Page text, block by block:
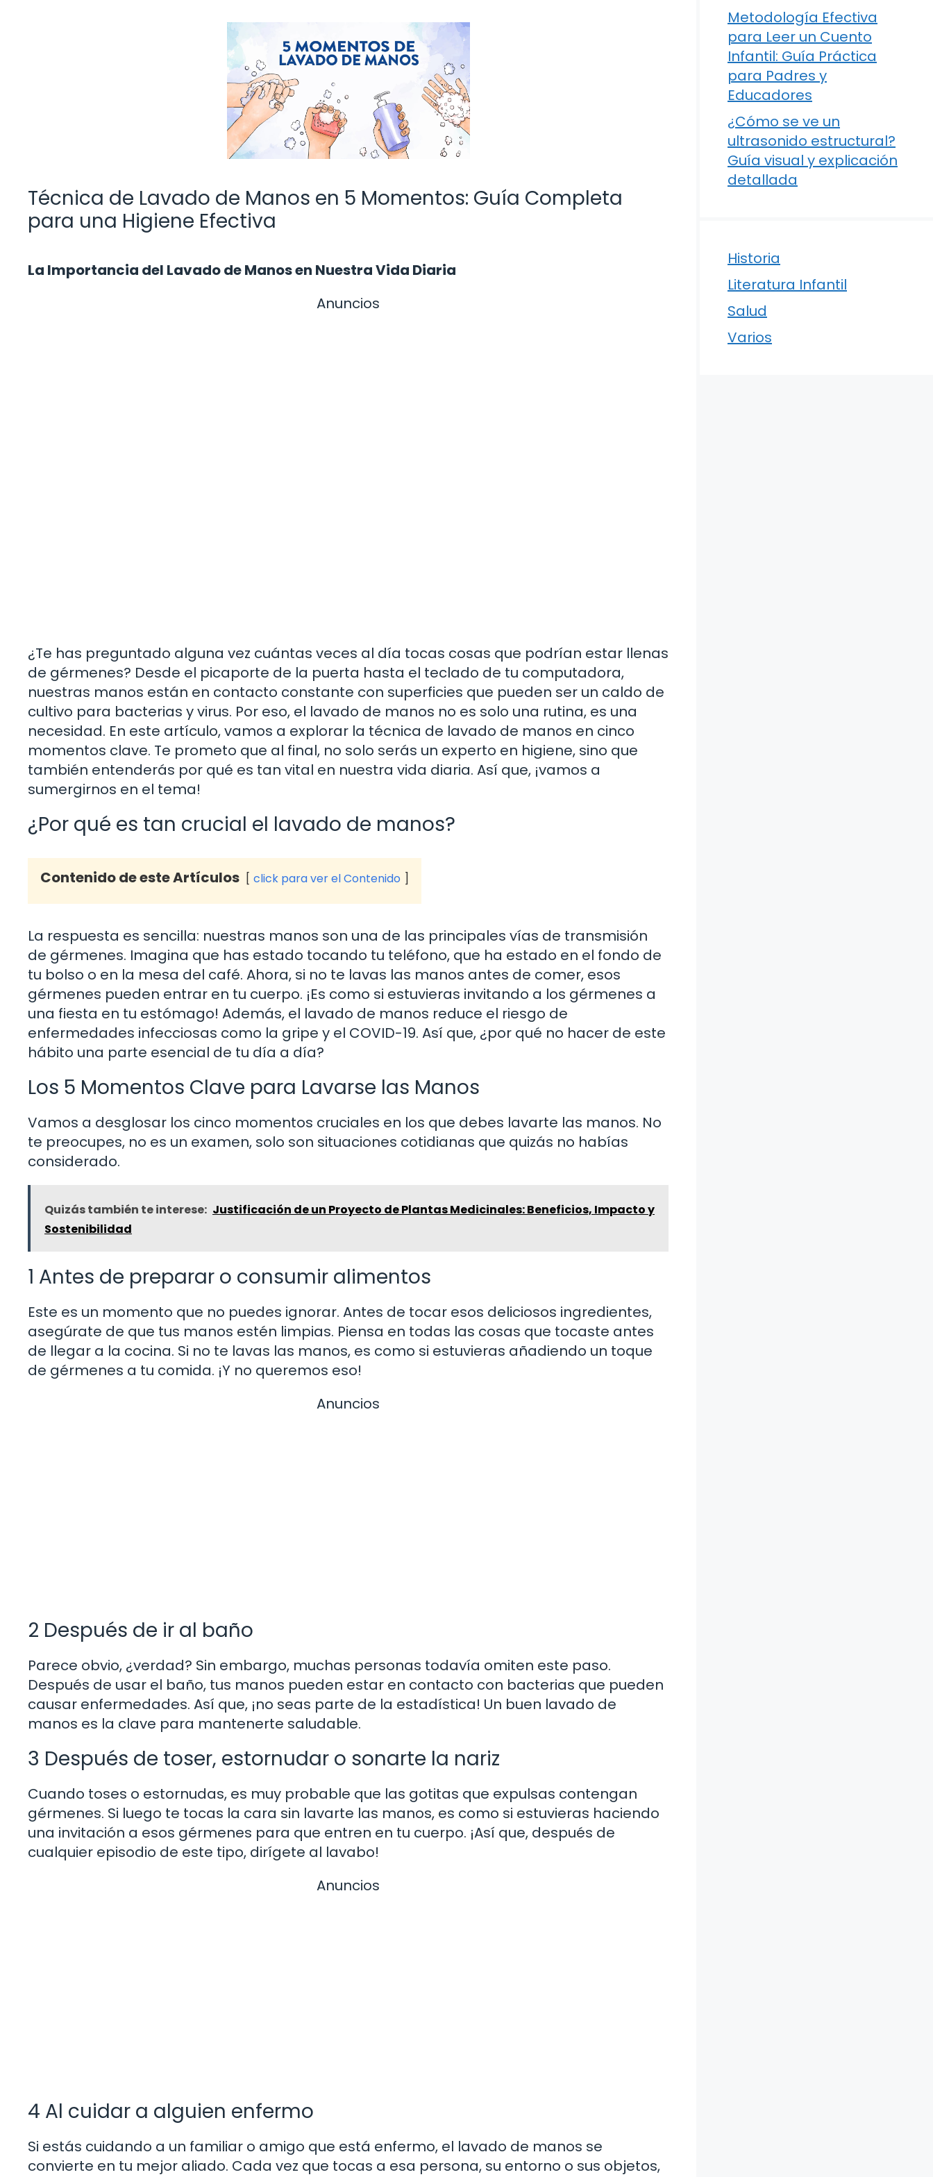
Técnica de Lavado de Manos en 5 Momentos: Guía Completa
para una Higiene Efectiva
La Importancia del Lavado de Manos en Nuestra Vida Diaria
Anuncios
¿Te has preguntado alguna vez cuántas veces al día tocas cosas que podrían estar llenas
de gérmenes? Desde el picaporte de la puerta hasta el teclado de tu computadora,
nuestras manos están en contacto constante con superficies que pueden ser un caldo de
cultivo para bacterias y virus. Por eso, el lavado de manos no es solo una rutina, es una
necesidad. En este artículo, vamos a explorar la técnica de lavado de manos en cinco
momentos clave. Te prometo que al final, no solo serás un experto en higiene, sino que
también entenderás por qué es tan vital en nuestra vida diaria. Así que, ¡vamos a
sumergirnos en el tema!
¿Por qué es tan crucial el lavado de manos?
Contenido de este Artículos click para ver el Contenido
La respuesta es sencilla: nuestras manos son una de las principales vías de transmisión
de gérmenes. Imagina que has estado tocando tu teléfono, que ha estado en el fondo de
tu bolso o en la mesa del café. Ahora, si no te lavas las manos antes de comer, esos
gérmenes pueden entrar en tu cuerpo. ¡Es como si estuvieras invitando a los gérmenes a
una fiesta en tu estómago! Además, el lavado de manos reduce el riesgo de
enfermedades infecciosas como la gripe y el COVID-19. Así que, ¿por qué no hacer de este
hábito una parte esencial de tu día a día?
Los 5 Momentos Clave para Lavarse las Manos
Vamos a desglosar los cinco momentos cruciales en los que debes lavarte las manos. No
te preocupes, no es un examen, solo son situaciones cotidianas que quizás no habías
considerado.
Quizás también te interese: Justificación de un Proyecto de Plantas Medicinales: Beneficios, Impacto y
Sostenibilidad
1 Antes de preparar o consumir alimentos
Este es un momento que no puedes ignorar. Antes de tocar esos deliciosos ingredientes,
asegúrate de que tus manos estén limpias. Piensa en todas las cosas que tocaste antes
de llegar a la cocina. Si no te lavas las manos, es como si estuvieras añadiendo un toque
de gérmenes a tu comida. ¡Y no queremos eso!
Anuncios
2 Después de ir al baño
Parece obvio, ¿verdad? Sin embargo, muchas personas todavía omiten este paso.
Después de usar el baño, tus manos pueden estar en contacto con bacterias que pueden
causar enfermedades. Así que, ¡no seas parte de la estadística! Un buen lavado de
manos es la clave para mantenerte saludable.
3 Después de toser, estornudar o sonarte la nariz
Cuando toses o estornudas, es muy probable que las gotitas que expulsas contengan
gérmenes. Si luego te tocas la cara sin lavarte las manos, es como si estuvieras haciendo
una invitación a esos gérmenes para que entren en tu cuerpo. ¡Así que, después de
cualquier episodio de este tipo, dirígete al lavabo!
Anuncios
4 Al cuidar a alguien enfermo
Si estás cuidando a un familiar o amigo que está enfermo, el lavado de manos se
convierte en tu mejor aliado. Cada vez que tocas a esa persona, su entorno o sus objetos,
Metodología Efectiva
para Leer un Cuento
Infantil: Guía Práctica
para Padres y
Educadores
¿Cómo se ve un
ultrasonido estructural?
Guía visual y explicación
detallada
Historia
Literatura Infantil
Salud
Varios